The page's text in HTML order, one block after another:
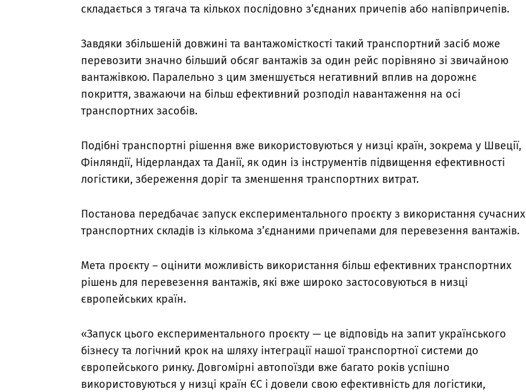
складається з тягача та кількох послідовно з’єднаних причепів або напівпричепів.
Завдяки збільшеній довжині та вантажомісткості такий транспортний засіб може
перевозити значно більший обсяг вантажів за один рейс порівняно зі звичайною
вантажівкою. Паралельно з цим зменшується негативний вплив на дорожнє
покриття, зважаючи на більш ефективний розподіл навантаження на осі
транспортних засобів.
Подібні транспортні рішення вже використовуються у низці країн, зокрема у Швеції,
Фінляндії, Нідерландах та Данії, як один із інструментів підвищення ефективності
логістики, збереження доріг та зменшення транспортних витрат.
Постанова передбачає запуск експериментального проєкту з використання сучасних
транспортних складів із кількома з’єднаними причепами для перевезення вантажів.
Мета проєкту – оцінити можливість використання більш ефективних транспортних
рішень для перевезення вантажів, які вже широко застосовуються в низці
європейських країн.
«Запуск цього експериментального проєкту — це відповідь на запит українського
бізнесу та логічний крок на шляху інтеграції нашої транспортної системи до
європейського ринку. Довгомірні автопоїзди вже багато років успішно
використовуються у низці країн ЄС і довели свою ефективність для логістики,